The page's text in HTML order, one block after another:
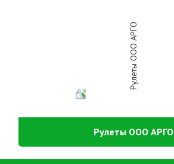
Рулеты ООО АРГО